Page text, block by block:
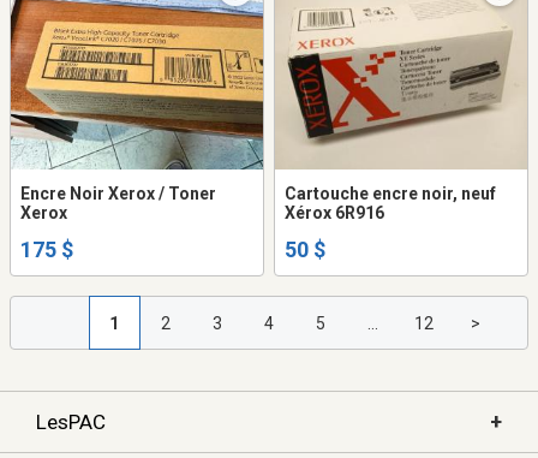
Encre Noir Xerox / Toner
Xerox
175 $
Cartouche encre noir, neuf
Xérox 6R916
50 $
1 2 3 4 5 12 >
LesPAC +